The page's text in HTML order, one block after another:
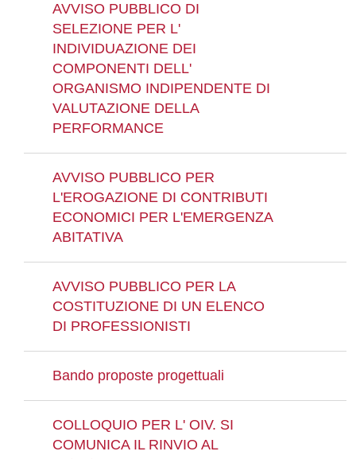
AVVISO PUBBLICO DI
SELEZIONE PER L'
INDIVIDUAZIONE DEI
COMPONENTI DELL'
ORGANISMO INDIPENDENTE DI
VALUTAZIONE DELLA
PERFORMANCE
AVVISO PUBBLICO PER
L'EROGAZIONE DI CONTRIBUTI
ECONOMICI PER L'EMERGENZA
ABITATIVA
AVVISO PUBBLICO PER LA
COSTITUZIONE DI UN ELENCO
DI PROFESSIONISTI
Bando proposte progettuali
COLLOQUIO PER L' OIV. SI
COMUNICA IL RINVIO AL